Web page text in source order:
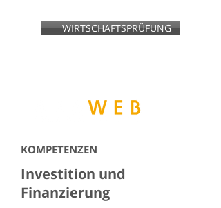
WIRTSCHAFTSPRÜFUNG
KOMPETENZEN
Investition und
Finanzierung